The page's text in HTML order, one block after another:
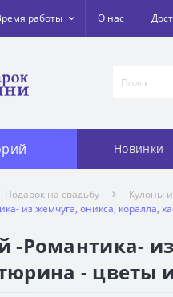
работы О нас
Новинки
Подарок на свадьбу Кулоны
из жемчуга, оникса, коралла,
-Романтика-
- цветы